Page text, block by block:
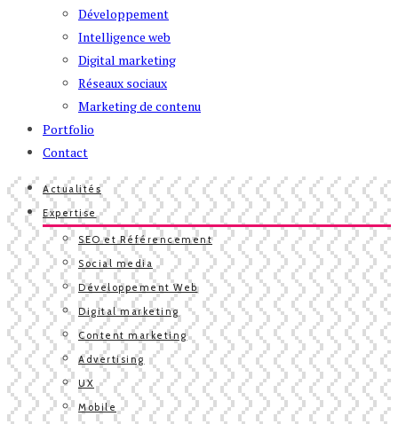
Développement
Intelligence web
Digital marketing
Réseaux sociaux
Marketing de contenu
Portfolio
Contact
Actualités
Expertise
SEO et Référencement
Social media
Développement Web
Digital marketing
Content marketing
Advertising
UX
Mobile